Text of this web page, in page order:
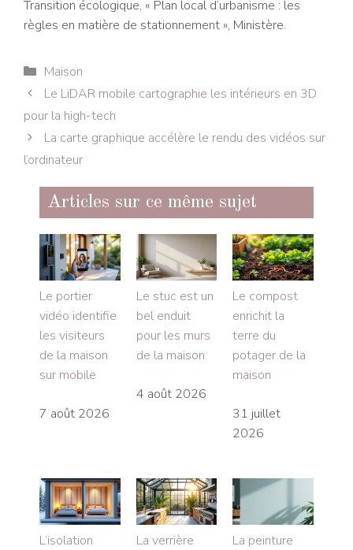
Transition écologique, « Plan local d’urbanisme : les
règles en matière de stationnement », Ministère.
Catégories
Maison
Le LiDAR mobile cartographie les intérieurs en 3D
pour la high-tech
La carte graphique accélère le rendu des vidéos sur
l’ordinateur
Articles sur ce même sujet
Le portier
vidéo identifie
les visiteurs
de la maison
sur mobile
7 août 2026
Le stuc est un
bel enduit
pour les murs
de la maison
4 août 2026
Le compost
enrichit la
terre du
potager de la
maison
31 juillet
2026
L’isolation
La verrière
La peinture